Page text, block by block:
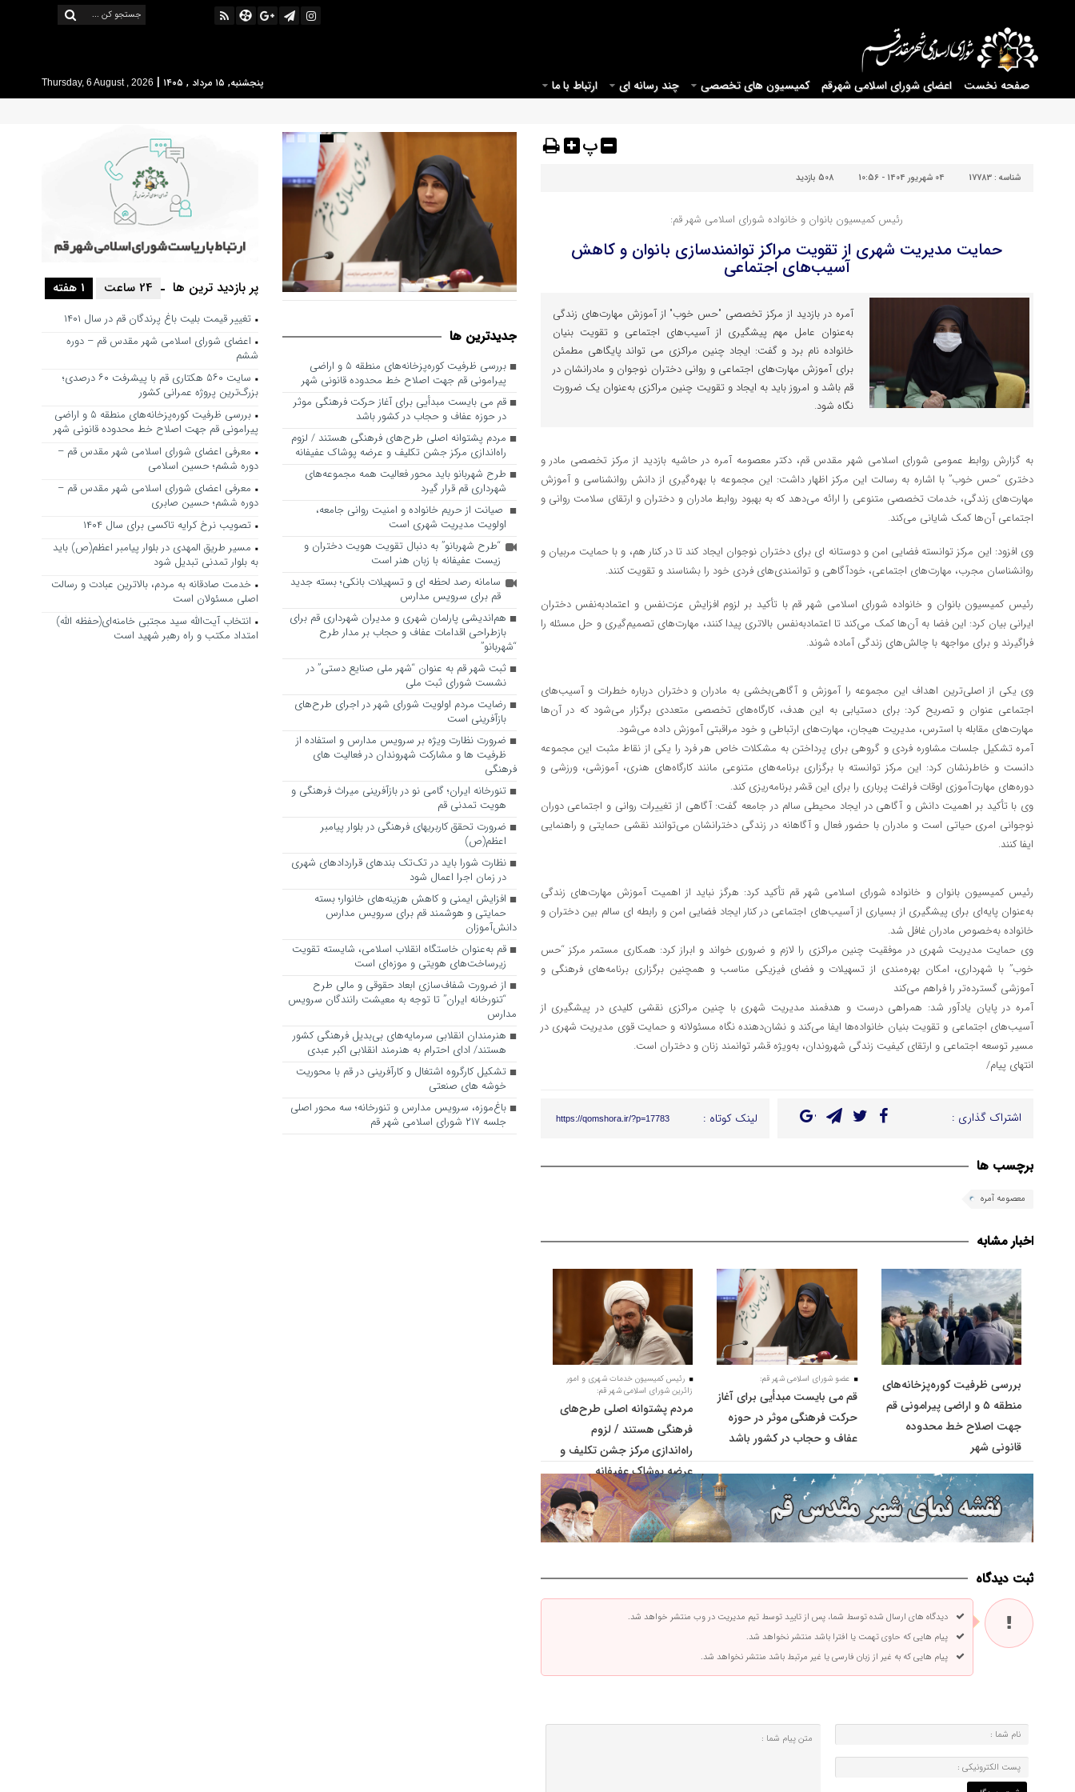
صفحه نخست اعضای شورای اسلامی شهرقم کمیسیون های تخصصی چند رسانه ای ارتباط با ما پنجشنبه, ۱۵ مرداد , ۱۴۰۵ |
Thursday, 6 August , 2026
پ
شناسه : 17783 04 شهریور 1404 - 10:56 508 بازدید
رئیس کمیسیون بانوان و خانواده شورای اسلامی شهر قم:
حمایت مدیریت شهری از تقویت مراکز توانمندسازی بانوان و کاهش
آسیب‌های اجتماعی
آمره در بازدید از مرکز تخصصی "حس خوب" از آموزش مهارت‌های زندگی
به‌عنوان عامل مهم پیشگیری از آسیب‌های اجتماعی و تقویت بنیان
خانواده نام برد و گفت: ایجاد چنین مراکزی می تواند پایگاهی مطمئن
برای آموزش مهارت‌های اجتماعی و روانی دختران نوجوان و مادرانشان در
قم باشد و امروز باید به ایجاد و تقویت چنین مراکزی به‌عنوان یک ضرورت
نگاه شود.
به گزارش روابط عمومی شورای اسلامی شهر مقدس قم، دکتر معصومه آمره در حاشیه بازدید از مرکز تخصصی مادر و
دختری “حس خوب” با اشاره به رسالت این مرکز اظهار داشت: این مجموعه با بهره‌گیری از دانش روانشناسی و آموزش
مهارت‌های زندگی، خدمات تخصصی متنوعی را ارائه می‌دهد که به بهبود روابط مادران و دختران و ارتقای سلامت روانی و
اجتماعی آن‌ها کمک شایانی می‌کند.
وی افزود: این مرکز توانسته فضایی امن و دوستانه ای برای دختران نوجوان ایجاد کند تا در کنار هم، و با حمایت مربیان و
روانشناسان مجرب، مهارت‌های اجتماعی، خودآگاهی و توانمندی‌های فردی خود را بشناسند و تقویت کنند.
رئیس کمیسیون بانوان و خانواده شورای اسلامی شهر قم با تأکید بر لزوم افزایش عزت‌نفس و اعتمادبه‌نفس دختران
ایرانی بیان کرد: این فضا به آن‌ها کمک می‌کند تا اعتمادبه‌نفس بالاتری پیدا کنند، مهارت‌های تصمیم‌گیری و حل مسئله را
فراگیرند و برای مواجهه با چالش‌های زندگی آماده شوند.
وی یکی از اصلی‌ترین اهداف این مجموعه را آموزش و آگاهی‌بخشی به مادران و دختران درباره خطرات و آسیب‌های
اجتماعی عنوان و تصریح کرد: برای دستیابی به این هدف، کارگاه‌های تخصصی متعددی برگزار می‌شود که در آن‌ها
مهارت‌های مقابله با استرس، مدیریت هیجان، مهارت‌های ارتباطی و خود مراقبتی آموزش داده می‌شود.
آمره تشکیل جلسات مشاوره فردی و گروهی برای پرداختن به مشکلات خاص هر فرد را یکی از نقاط مثبت این مجموعه
دانست و خاطرنشان کرد: این مرکز توانسته با برگزاری برنامه‌های متنوعی مانند کارگاه‌های هنری، آموزشی، ورزشی و
دوره‌های مهارت‌آموزی اوقات فراغت پرباری را برای این قشر برنامه‌ریزی کند.
وی با تأکید بر اهمیت دانش و آگاهی در ایجاد محیطی سالم در جامعه گفت: آگاهی از تغییرات روانی و اجتماعی دوران
نوجوانی امری حیاتی است و مادران با حضور فعال و آگاهانه در زندگی دخترانشان می‌توانند نقشی حمایتی و راهنمایی
‌ایفا کنند.
رئیس کمیسیون بانوان و خانواده شورای اسلامی شهر قم تأکید کرد: هرگز نباید از اهمیت آموزش مهارت‌های زندگی
به‌عنوان پایه‌ای برای پیشگیری از بسیاری از آسیب‌های اجتماعی در کنار ایجاد فضایی امن و رابطه ای سالم بین دختران و
خانواده به‌خصوص مادران غافل شد.
وی حمایت مدیریت شهری در موفقیت چنین مراکزی را لازم و ضروری خواند و ابراز کرد: همکاری مستمر مرکز “حس
خوب” با شهرداری، امکان بهره‌مندی از تسهیلات و فضای فیزیکی مناسب و همچنین برگزاری برنامه‌های فرهنگی و
آموزشی گسترده‌تر را فراهم می‌کند
آمره در پایان یادآور شد: همراهی درست و هدفمند مدیریت شهری با چنین مراکزی نقشی کلیدی در پیشگیری از
آسیب‌های اجتماعی و تقویت بنیان خانواده‌ها ایفا می‌کند و نشان‌دهنده نگاه مسئولانه و حمایت قوی مدیریت شهری در
مسیر توسعه اجتماعی و ارتقای کیفیت زندگی شهروندان، به‌ویژه قشر توانمند زنان و دختران است.
انتهای پیام/
اشتراک گذاری : لینک کوتاه : https://qomshora.ir/?p=17783
برچسب ها
معصومه آمره
اخبار مشابه
بررسی ظرفیت کوره‌پزخانه‌های
منطقه ۵ و اراضی پیرامونی قم
جهت اصلاح خط محدوده
قانونی شهر
عضو شورای اسلامی شهر قم:
قم می بایست مبدأیی برای آغاز
حرکت فرهنگی موثر در حوزه
عفاف و حجاب در کشور باشد
رئیس کمیسیون خدمات شهری و امور
زائرین شورای اسلامی شهر قم:
مردم پشتوانه اصلی طرح‌های
فرهنگی هستند / لزوم
راه‌اندازی مرکز جشن تکلیف و
عرضه پوشاک عفیفانه
ثبت دیدگاه
دیدگاه های ارسال شده توسط شما، پس از تایید توسط تیم مدیریت در وب منتشر خواهد شد.
پیام هایی که حاوی تهمت یا افترا باشد منتشر نخواهد شد.
پیام هایی که به غیر از زبان فارسی یا غیر مرتبط باشد منتشر نخواهد شد.
جديدترين ها
بررسی ظرفیت کوره‌پزخانه‌های منطقه ۵ و اراضی
پیرامونی قم جهت اصلاح خط محدوده قانونی شهر
قم می بایست مبدأیی برای آغاز حرکت فرهنگی موثر
در حوزه عفاف و حجاب در کشور باشد
مردم پشتوانه اصلی طرح‌های فرهنگی هستند / لزوم
راه‌اندازی مرکز جشن تکلیف و عرضه پوشاک عفیفانه
طرح شهربانو باید محور فعالیت همه مجموعه‌های
شهرداری قم قرار گیرد
صیانت از حریم خانواده و امنیت روانی جامعه،
اولویت مدیریت شهری است
“طرح شهربانو” به دنبال تقویت هویت دختران و
زیست عفیفانه با زبان هنر است
سامانه رصد لحظه ای و تسهیلات بانکی؛ بسته جدید
قم برای سرویس مدارس
هم‌اندیشی پارلمان شهری و مدیران شهرداری قم برای
بازطراحی اقدامات عفاف و حجاب بر مدار طرح
“شهربانو”
ثبت شهر قم به عنوان “شهر ملی صنایع دستی” در
نشست شورای ثبت ملی
رضایت مردم اولویت شورای شهر در اجرای طرح‌های
بازآفرینی است
ضرورت نظارت ویژه بر سرویس مدارس و استفاده از
ظرفیت ها و مشارکت شهروندان در فعالیت های
فرهنگی
تنورخانه ایران؛ گامی نو در بازآفرینی میراث فرهنگی و
هویت تمدنی قم
ضرورت تحقق کاربری­های فرهنگی در بلوار پیامبر
اعظم(ص)
نظارت شورا باید در تک‌تک بندهای قراردادهای شهری
در زمان اجرا اعمال شود
افزایش ایمنی و کاهش هزینه‌های خانوار؛ بسته
حمایتی و هوشمند قم برای سرویس مدارس
دانش‌آموزان
قم به‌عنوان خاستگاه انقلاب اسلامی، شایسته تقویت
زیرساخت‌های هویتی و موزه‌ای است
از ضرورت شفاف‌سازی ابعاد حقوقی و مالی طرح
“تنورخانه ایران” تا توجه به معیشت رانندگان سرویس
مدارس
هنرمندان انقلابی سرمایه‌های بی‌بدیل فرهنگی کشور
هستند/ ادای احترام به هنرمند انقلابی اکبر عبدی
تشکیل کارگروه اشتغال و کارآفرینی در قم با محوریت
خوشه های صنعتی
باغ‌موزه، سرویس مدارس و تنورخانه؛ سه محور اصلی
جلسه ۲۱۷ شورای اسلامی شهر قم
پر بازدید ترین ها 1 هفته 24 ساعت
تغییر قیمت بلیت باغ پرندگان قم در سال ۱۴۰۱
اعضای شورای اسلامی شهر مقدس قم – دوره
ششم
سایت ۵۶۰ هکتاری قم با پیشرفت ۶۰ درصدی؛
بزرگ‌ترین پروژه عمرانی کشور
بررسی ظرفیت کوره‌پزخانه‌های منطقه ۵ و اراضی
پیرامونی قم جهت اصلاح خط محدوده قانونی شهر
معرفی اعضای شورای اسلامی شهر مقدس قم –
دوره ششم؛ حسین اسلامی
معرفی اعضای شورای اسلامی شهر مقدس قم –
دوره ششم؛ حسین صابری
تصویب نرخ کرایه تاکسی برای سال ۱۴۰۴
مسیر طریق المهدی در بلوار پیامبر اعظم(ص) باید
به بلوار تمدنی تبدیل شود
خدمت صادقانه به مردم، بالاترین عبادت و رسالت
اصلی مسئولان است
انتخاب آیت‌الله سید مجتبی خامنه‌ای(حفظه الله)
امتداد مکتب و راه رهبر شهید است